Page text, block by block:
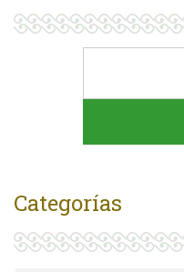
Categorías